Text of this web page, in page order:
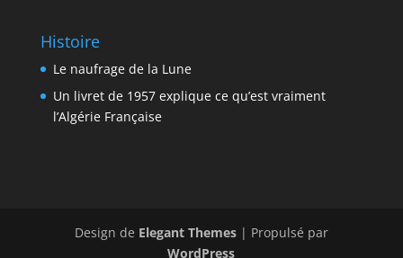
Histoire
Le naufrage de la Lune
Un livret de 1957 explique ce qu’est vraiment
l’Algérie Française
Design de Elegant Themes| Propulsé par
WordPress